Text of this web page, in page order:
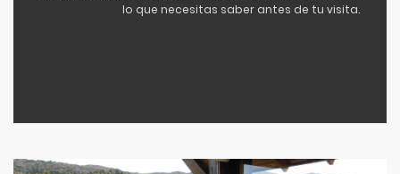
lo que necesitas saber antes de tu visita.